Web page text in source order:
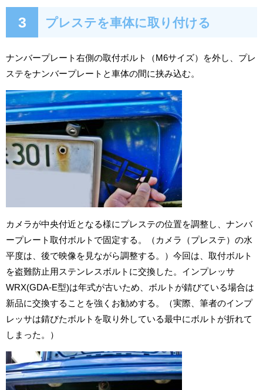
3 プレステを車体に取り付ける
ナンバープレート右側の取付ボルト（M6サイズ）を外し、プレ
ステをナンバープレートと車体の間に挟み込む。
カメラが中央付近となる様にプレステの位置を調整し、ナンバ
ープレート取付ボルトで固定する。（カメラ（プレステ）の水
平度は、後で映像を見ながら調整する。）今回は、取付ボルト
を盗難防止用ステンレスボルトに交換した。インプレッサ
WRX(GDA-E型)は年式が古いため、ボルトが錆びている場合は
新品に交換することを強くお勧めする。（実際、筆者のインプ
レッサは錆びたボルトを取り外している最中にボルトが折れて
しまった。）